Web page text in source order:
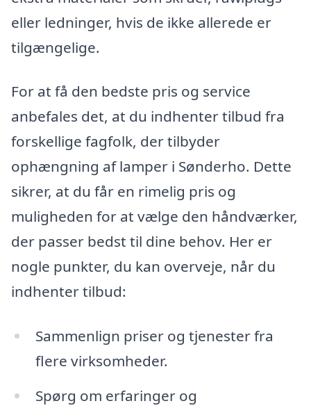
eller ledninger, hvis de ikke allerede er
tilgængelige.
For at få den bedste pris og service
anbefales det, at du indhenter tilbud fra
forskellige fagfolk, der tilbyder
ophængning af lamper i Sønderho. Dette
sikrer, at du får en rimelig pris og
muligheden for at vælge den håndværker,
der passer bedst til dine behov. Her er
nogle punkter, du kan overveje, når du
indhenter tilbud:
Sammenlign priser og tjenester fra
flere virksomheder.
Spørg om erfaringer og